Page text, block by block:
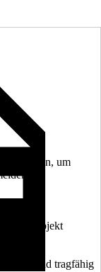
achten, um
am Objekt
fettfrei und tragfähig